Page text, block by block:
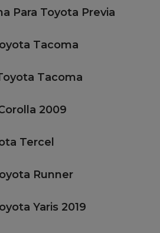
Para Toyota Previa
Tacoma
Tacoma
2009
Tercel
Runner
Yaris 2019